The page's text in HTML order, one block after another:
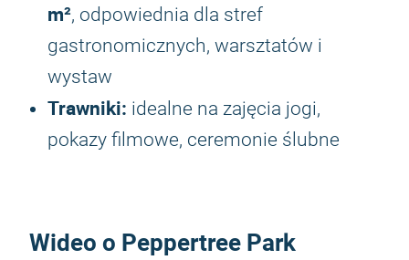
m², odpowiednia dla stref
gastronomicznych, warsztatów i
wystaw
Trawniki: idealne na zajęcia jogi,
pokazy filmowe, ceremonie ślubne
Wideo o Peppertree Park